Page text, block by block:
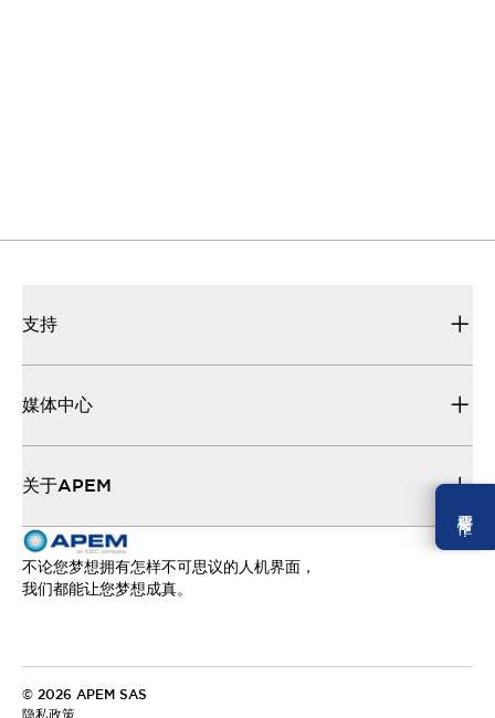
需要幫忙 ？
媒体中心
支持
媒体中心
关于APEM
不论您梦想拥有怎样不可思议的人机界面，
我们都能让您梦想成真。
© 2026 APEM SAS